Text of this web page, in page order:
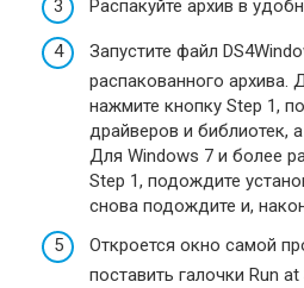
Распакуйте архив в
Запустите файл
распакованного архива.
нажмите кнопку Step 1,
драйверов и библиотек,
Для Windows 7 и более
Step 1, подождите
снова подождите и,
Откроется окно самой
поставить галочки Run